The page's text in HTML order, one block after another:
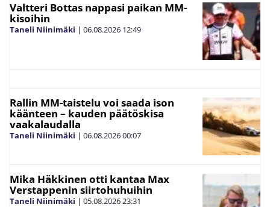
Valtteri Bottas nappasi paikan MM-
kisoihin
Taneli Niinimäki | 06.08.2026 12:49
Rallin MM-taistelu voi saada ison
käänteen – kauden päätöskisa
vaakalaudalla
Taneli Niinimäki | 06.08.202600:07
Mika Häkkinen otti kantaa Max
Verstappenin siirtohuhuihin
Taneli Niinimäki | 05.08.202623:31